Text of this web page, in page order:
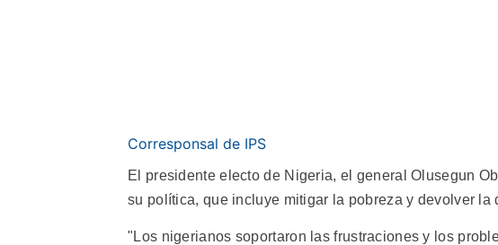
Corresponsal de IPS
El presidente electo de Nigeria, el general Olusegun
su política, que incluye mitigar la pobreza y devolver la
"Los nigerianos soportaron las frustraciones y los